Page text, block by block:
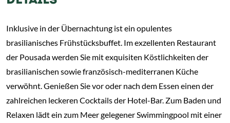
Inklusive in der Übernachtung ist ein opulentes
brasilianisches Frühstücksbuffet. Im exzellenten Restaurant
der Pousada werden Sie mit exquisiten Köstlichkeiten der
brasilianischen sowie französisch-mediterranen Küche
verwöhnt. Genießen Sie vor oder nach dem Essen einen der
zahlreichen leckeren Cocktails der Hotel-Bar. Zum Baden und
Relaxen lädt ein zum Meer gelegener Swimmingpool mit einer